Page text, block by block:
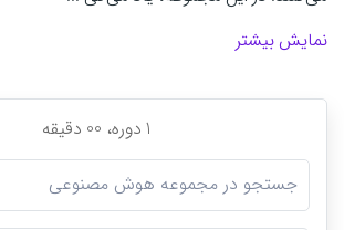
نمایش بیشتر
1 دوره، 00 دقیقه